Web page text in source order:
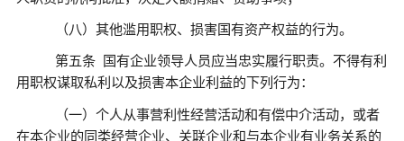
（八）其他滥用职权、损害国有资产权益的行为。
第五条
国有企业领导人员应当忠实履行职责。不得有利
用职权谋取私利以及损害本企业利益的下列行为：
（一）个人从事营利性经营活动和有偿中介活动，或者
在本企业的同类经营企业、关联企业和与本企业有业务关系的